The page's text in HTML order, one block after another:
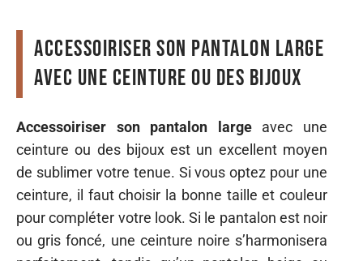
Accessoiriser son pantalon large
avec une ceinture ou des bijoux
Accessoiriser son pantalon largeavec une
ceinture ou des bijoux est un excellent moyen
de sublimer votre tenue. Si vous optez pour une
ceinture, il faut choisir la bonne taille et couleur
pour compléter votre look. Si le pantalon est noir
ou gris foncé, une ceinture noire s’harmonisera